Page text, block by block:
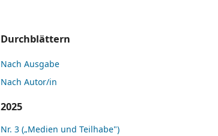
Durchblättern
Nach Ausgabe
Nach Autor/in
2025
Nr. 3 („Medien und Teilhabe")